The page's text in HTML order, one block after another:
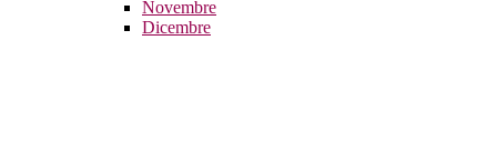
Novembre
Dicembre